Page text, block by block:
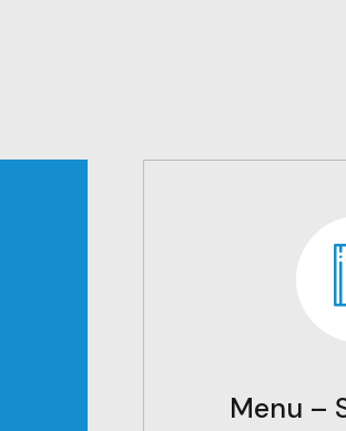
Menu –